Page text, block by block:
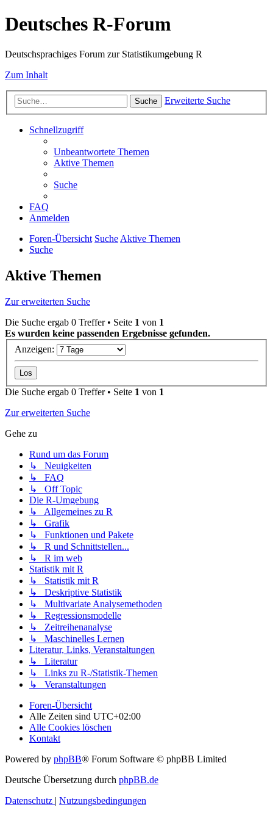
Deutsches R-Forum
Deutschsprachiges Forum zur Statistikumgebung R
Zum Inhalt
Suche Erweiterte Suche
Schnellzugriff
Unbeantwortete Themen
Aktive Themen
Suche
FAQ
Anmelden
Foren-Übersicht SucheAktive Themen
Suche
Aktive Themen
Zur erweiterten Suche
Die Suche ergab 0 Treffer • Seite 1 von 1
Es wurden keine passenden Ergebnisse gefunden.
Anzeigen:
Die Suche ergab 0 Treffer • Seite 1 von 1
Zur erweiterten Suche
Gehe zu
Rund um das Forum
↳ Neuigkeiten
↳ FAQ
↳ Off Topic
Die R-Umgebung
↳ Allgemeines zu R
↳ Grafik
↳ Funktionen und Pakete
↳ R und Schnittstellen...
↳ R im web
Statistik mit R
↳ Statistik mit R
↳ Deskriptive Statistik
↳ Multivariate Analysemethoden
↳ Regressionsmodelle
↳ Zeitreihenanalyse
↳ Maschinelles Lernen
Literatur, Links, Veranstaltungen
↳ Literatur
↳ Links zu R-/Statistik-Themen
↳ Veranstaltungen
Foren-Übersicht
Alle Zeiten sind UTC+02:00
Alle Cookies löschen
Kontakt
Powered by phpBB® Forum Software © phpBB Limited
Deutsche Übersetzung durch phpBB.de
Datenschutz | Nutzungsbedingungen